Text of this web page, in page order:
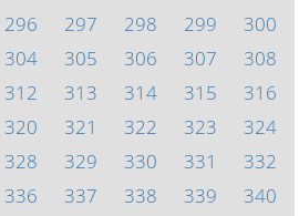
296 297 298 299
300
304 305 306 307
308
312 313 314 315
316
320 321 322 323
324
328 329 330 331
332
336 337 338 339
340